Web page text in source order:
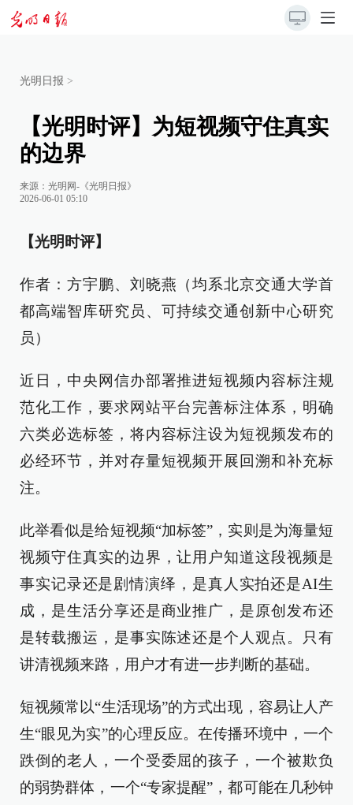
光明日报 >
【光明时评】为短视频守住真实
的边界
来源： 光明网-《光明日报》
2026-06-01 05:10
【光明时评】
作者：方宇鹏、刘晓燕（均系北京交通大学首
都高端智库研究员、可持续交通创新中心研究
员）
近日，中央网信办部署推进短视频内容标注规
范化工作，要求网站平台完善标注体系，明确
六类必选标签，将内容标注设为短视频发布的
必经环节，并对存量短视频开展回溯和补充标
注。
此举看似是给短视频“加标签”，实则是为海量短
视频守住真实的边界，让用户知道这段视频是
事实记录还是剧情演绎，是真人实拍还是AI生
成，是生活分享还是商业推广，是原创发布还
是转载搬运，是事实陈述还是个人观点。只有
讲清视频来路，用户才有进一步判断的基础。
短视频常以“生活现场”的方式出现，容易让人产
生“眼见为实”的心理反应。在传播环境中，一个
跌倒的老人，一个受委屈的孩子，一个被欺负
的弱势群体，一个“专家提醒”，都可能在几秒钟